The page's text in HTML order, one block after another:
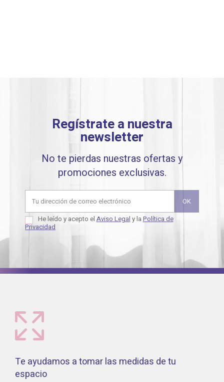
Regístrate a nuestra
newsletter
No te pierdas nuestras ofertas y
promociones exclusivas.
He leído y acepto el Aviso Legal y la Política de
Privacidad
Te ayudamos a tomar las medidas de tu
espacio